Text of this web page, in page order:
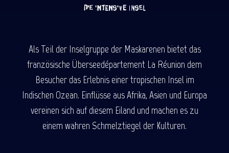
Als Teil der Inselgruppe der Maskarenen bietet das
französische Überseedépartement La Réunion dem
Besucher das Erlebnis einer tropischen Insel im
Indischen Ozean. Einflüsse aus Afrika, Asien und Europa
vereinen sich auf diesem Eiland und machen es zu
einem wahren Schmelztiegel der Kulturen.